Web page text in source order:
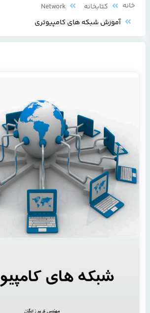
خانه کتابخانه
Network
آموزش شبکه های کامپیوتری